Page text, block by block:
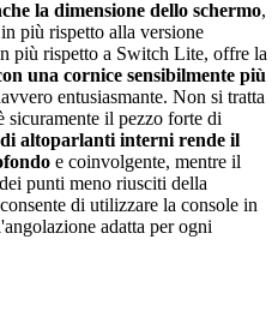
la dimensione dello schermo,
più rispetto alla versione
più rispetto a Switch Lite, offre la
una cornice sensibilmente più
entusiasmante. Non si tratta
il pezzo forte di
altoparlanti interni rende il
e coinvolgente, mentre il
punti meno riusciti della
di utilizzare la console in
adatta per ogni